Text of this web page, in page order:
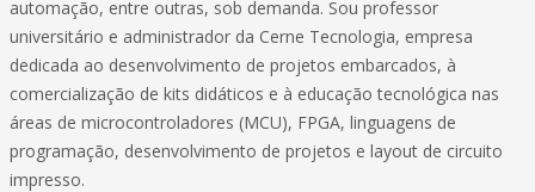
automação, entre outras, sob demanda. Sou professor
universitário e administrador da Cerne Tecnologia, empresa
dedicada ao desenvolvimento de projetos embarcados, à
comercialização de kits didáticos e à educação tecnológica nas
áreas de microcontroladores (MCU), FPGA, linguagens de
programação, desenvolvimento de projetos e layout de circuito
impresso.